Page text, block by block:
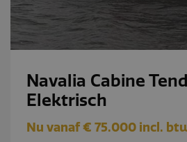
Navalia Cabine
Elektrisch
Nu vanaf € 75.000 incl.